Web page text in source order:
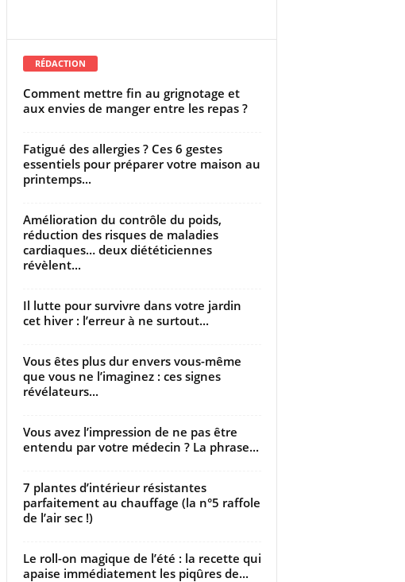
RÉDACTION
Comment mettre fin au grignotage et
aux envies de manger entre les repas ?
Fatigué des allergies ? Ces 6 gestes
essentiels pour préparer votre maison au
printemps...
Amélioration du contrôle du poids,
réduction des risques de maladies
cardiaques… deux diététiciennes
révèlent...
Il lutte pour survivre dans votre jardin
cet hiver : l’erreur à ne surtout...
Vous êtes plus dur envers vous-même
que vous ne l’imaginez : ces signes
révélateurs...
Vous avez l’impression de ne pas être
entendu par votre médecin ? La phrase...
7 plantes d’intérieur résistantes
parfaitement au chauffage (la n°5 raffole
de l’air sec !)
Le roll-on magique de l’été : la recette qui
apaise immédiatement les piqûres de...